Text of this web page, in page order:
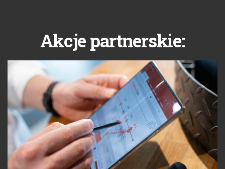
Akcje partnerskie: